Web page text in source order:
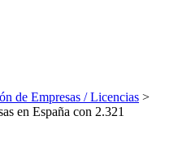
de Empresas / Licencias >
en España con 2.321